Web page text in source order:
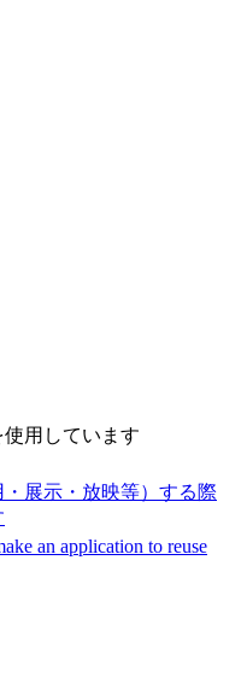
用しています
展示・放映等）する際
an application to reuse